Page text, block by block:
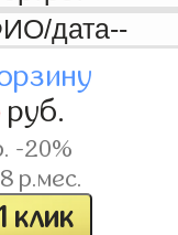
руб.
-20%
р.мес.
клик